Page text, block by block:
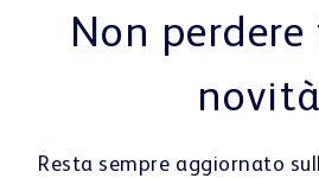
Non
Resta sempre aggiornato